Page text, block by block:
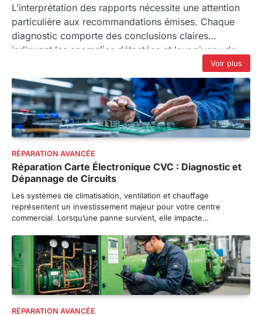
L’interprétation des rapports nécessite une attention
particulière aux recommandations émises. Chaque
diagnostic comporte des conclusions claires
indiquant les anomalies détectées et leur niveau de
gravité. Néanmoins, certains termes techniques
peuvent sembler obscurs. Par conséquent, sollicitez
systématiquement des explications complémentaires
auprès de votre diagnostiqueur. Cette démarche vous
permettra d’établir un plan d’action adapté et de
prioriser les interventions selon leur urgence et leur
impact sur la sécurité de votre établissement.
Voir plus
RÉPARATION AVANCÉE
Réparation Carte Électronique CVC : Diagnostic et
Dépannage de Circuits
Les systèmes de climatisation, ventilation et chauffage
représentent un investissement majeur pour votre centre
commercial. Lorsqu’une panne survient, elle impacte…
RÉPARATION AVANCÉE